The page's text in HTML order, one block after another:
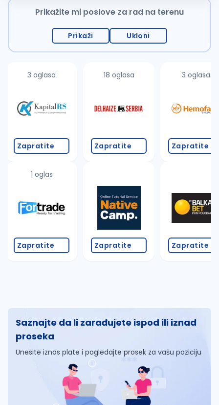
Prikažite mi poslove za rad na terenu
Prikaži Ukloni
3 oglasa
Zapratite
1 oglas
Zapratite
18 oglasa
Zapratite
Zapratite
3 oglasa
Zapratite
Zapratite
Saznajte da li zarađujete ispod ili iznad
proseka
Unesite iznos plate i pogledajte prosek za vašu poziciju